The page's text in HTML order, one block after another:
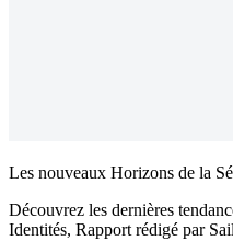
Les nouveaux Horizons de la
Découvrez les dernières
Identités, Rapport rédigé par